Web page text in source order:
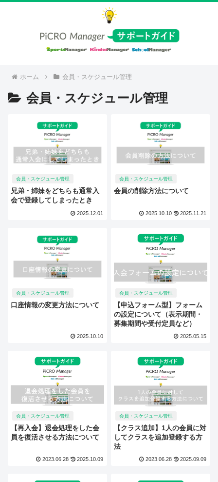
ホーム 会員・スケジュール管理
会員・スケジュール管理
会員・スケジュール管理
兄弟・姉妹をどちらも通常入
会で登録してしまったとき
2025.12.01
会員・スケジュール管理
会員の削除方法について
2025.10.10 2025.11.21
会員・スケジュール管理
口座情報の変更方法について
2025.10.10
会員・スケジュール管理
【申込フォーム型】フォーム
の設定について（表示期間・
募集期間や受付定員など）
2025.05.15
会員・スケジュール管理
【再入会】退会処理をした会
員を復活させる方法について
2023.06.28 2025.10.09
会員・スケジュール管理
【クラス追加】1人の会員に対
してクラスを追加登録する方
法
2023.06.28 2025.09.09